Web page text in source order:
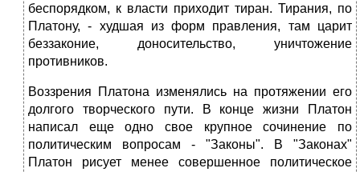
беспорядком, к власти приходит тиран. Тирания, по
Платону, - худшая из форм правления, там царит
беззаконие, доносительство, уничтожение
противников.
Воззрения Платона изменялись на протяжении его
долгого творческого пути. В конце жизни Платон
написал еще одно свое крупное сочинение по
политическим вопросам - "Законы". В "Законах"
Платон рисует менее совершенное политическое